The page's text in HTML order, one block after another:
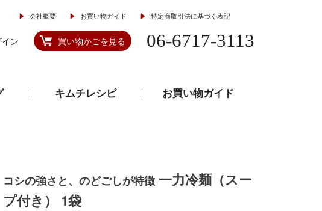
会社概要 お買い物ガイド 特定商取引法に基づく表記
ン 買い物かごを見る 06-6717-3113
キムチレシピ お買い物ガイド
コシの強さと、のどごしが特徴 一力冷麺（スー
プ付き） 1袋